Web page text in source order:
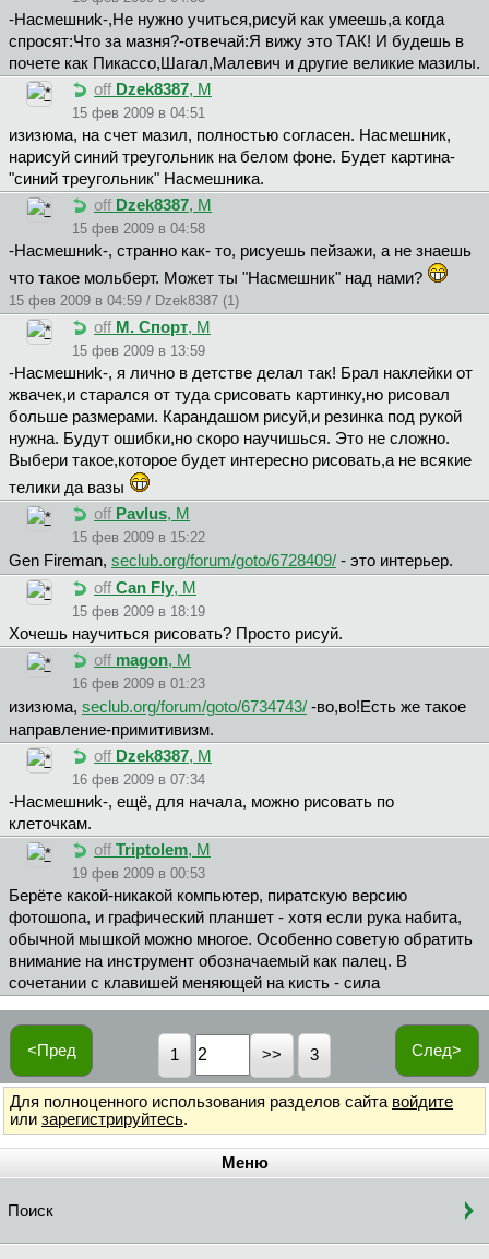
-Hacмeшниk-,Не нужно учиться,рисуй как умеешь,а когда
спросят:Что за мазня?-отвечай:Я вижу это ТАК! И будешь в
почете как Пикассо,Шагал,Малевич и другие великие мазилы.
off Dzek8387, М
15 фев 2009 в 04:51
изизюмa, на счет мазил, полностью согласен. Насмешник,
нарисуй синий треугольник на белом фоне. Будет картина-
"синий треугольник" Насмешника.
off Dzek8387, М
15 фев 2009 в 04:58
-Hacмeшниk-, странно как- то, рисуешь пейзажи, а не знаешь
что такое мольберт. Может ты "Насмешник" над нами?
15 фев 2009 в 04:59 / Dzek8387 (1)
off M. Cпopт, М
15 фев 2009 в 13:59
-Hacмeшниk-, я лично в детстве делал так! Брал наклейки от
жвачек,и старался от туда срисовать картинку,но рисовал
больше размерами. Карандашом рисуй,и резинка под рукой
нужна. Будут ошибки,но скоро научишься. Это не сложно.
Выбери такое,которое будет интересно рисовать,а не всякие
телики да вазы
off Pavlus, М
15 фев 2009 в 15:22
Gen Fireman, seclub.org/forum/goto/6728409/ - это интерьер.
off Can Fly, М
15 фев 2009 в 18:19
Хочешь научиться рисовать? Просто рисуй.
off magon, М
16 фев 2009 в 01:23
изизюмa, seclub.org/forum/goto/6734743/ -во,во!Есть же такое
направление-примитивизм.
off Dzek8387, М
16 фев 2009 в 07:34
-Hacмeшниk-, ещё, для начала, можно рисовать по
клеточкам.
off Triptolem, М
19 фев 2009 в 00:53
Берёте какой-никакой компьютер, пиратскую версию
фотошопа, и графический планшет - хотя если рука набита,
обычной мышкой можно многое. Особенно советую обратить
внимание на инструмент обозначаемый как палец. В
сочетании с клавишей меняющей на кисть - сила
<Пред След>
1 3
Для полноценного использования разделов сайта войдите
или зарегистрируйтесь.
Меню
Поиск